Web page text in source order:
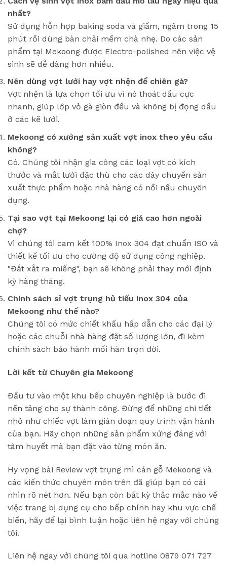
nhất?
Sử dụng hỗn hợp baking soda và giấm, ngâm trong 15
phút rồi dùng bàn chải mềm chà nhẹ. Do các sản
phẩm tại Mekoong được Electro-polished nên việc vệ
sinh sẽ dễ dàng hơn nhiều.
Nên dùng vợt lưới hay vợt nhện để chiên gà?
Vợt nhện là lựa chọn tối ưu vì nó thoát dầu cực
nhanh, giúp lớp vỏ gà giòn đều và không bị đọng dầu
ở các kẽ lưới.
Mekoong có xưởng sản xuất vợt inox theo yêu cầu
không?
Có. Chúng tôi nhận gia công các loại vợt có kích
thước và mắt lưới đặc thù cho các dây chuyền sản
xuất thực phẩm hoặc nhà hàng có nồi nấu chuyên
dụng.
Tại sao vợt tại Mekoong lại có giá cao hơn ngoài
chợ?
Vì chúng tôi cam kết 100% Inox 304 đạt chuẩn ISO và
thiết kế tối ưu cho cường độ sử dụng công nghiệp.
"Đắt xắt ra miếng", bạn sẽ không phải thay mới định
kỳ hàng tháng.
Chính sách sỉ vợt trụng hủ tiếu inox 304 của
Mekoong như thế nào?
Chúng tôi có mức chiết khấu hấp dẫn cho các đại lý
hoặc các chuỗi nhà hàng đặt số lượng lớn, đi kèm
chính sách bảo hành mối hàn trọn đời.
Lời kết từ Chuyên gia Mekoong
Đầu tư vào một khu bếp chuyên nghiệp là bước đi
nền tảng cho sự thành công. Đừng để những chi tiết
nhỏ như chiếc vợt làm gián đoạn quy trình vận hành
của bạn. Hãy chọn những sản phẩm xứng đáng với
tâm huyết mà bạn đặt vào từng món ăn.
Hy vọng bài Review vợt trụng mì cán gỗ Mekoong và
các kiến thức chuyên môn trên đã giúp bạn có cái
nhìn rõ nét hơn. Nếu bạn còn bất kỳ thắc mắc nào về
việc trang bị dụng cụ cho bếp chính hay khu vực chế
biến, hãy để lại bình luận hoặc liên hệ ngay với chúng
tôi.
Liên hệ ngay với chúng tôi qua hotline 0879 071 727